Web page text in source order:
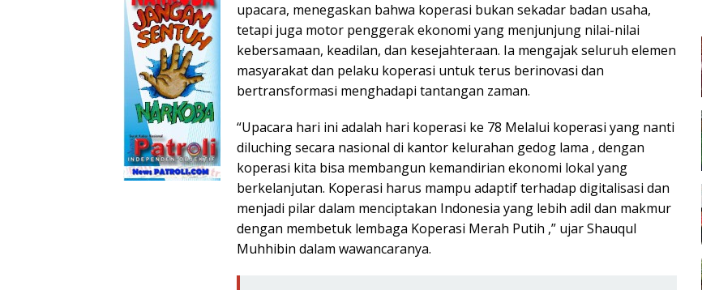
upacara, menegaskan bahwa koperasi bukan sekadar badan usaha,
tetapi juga motor penggerak ekonomi yang menjunjung nilai-nilai
kebersamaan, keadilan, dan kesejahteraan. Ia mengajak seluruh elemen
masyarakat dan pelaku koperasi untuk terus berinovasi dan
bertransformasi menghadapi tantangan zaman.
“Upacara hari ini adalah hari koperasi ke 78 Melalui koperasi yang nanti
diluching secara nasional di kantor kelurahan gedog lama , dengan
koperasi kita bisa membangun kemandirian ekonomi lokal yang
berkelanjutan. Koperasi harus mampu adaptif terhadap digitalisasi dan
menjadi pilar dalam menciptakan Indonesia yang lebih adil dan makmur
dengan membetuk lembaga Koperasi Merah Putih ,” ujar Shauqul
Muhhibin dalam wawancaranya.